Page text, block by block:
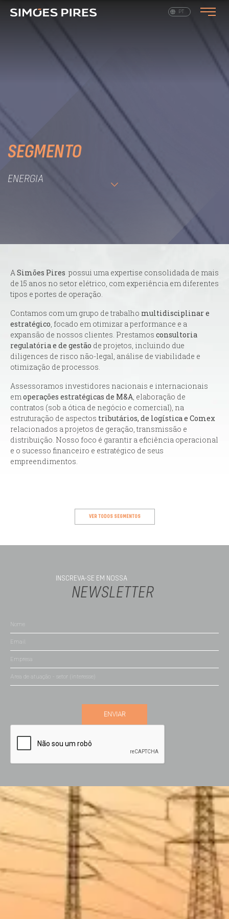
PT
SEGMENTO
ENERGIA
ASimões Pires possui uma expertise consolidada de mais
de 15 anos no setor elétrico, com experiência em diferentes
tipos e portes de operação.
Contamos com um grupo de trabalho multidisciplinar e
estratégico, focado em otimizar a performance e a
expansão de nossos clientes. Prestamos consultoria
regulatória e de gestão de projetos, incluindo due
diligences de risco não-legal, análise de viabilidade e
otimização de processos.
Assessoramos investidores nacionais e internacionais
emoperações estratégicas de M&A, elaboração de
contratos (sob a ótica de negócio e comercial), na
estruturação de aspectos tributários, de logística e Comex
relacionados a projetos de geração, transmissão e
distribuição. Nosso foco é garantir a eficiência operacional
e o sucesso financeiro e estratégico de seus
empreendimentos.
VER TODOS SEGMENTOS
INSCREVA-SE EM NOSSA
NEWSLETTER
contato@simoespires.com
CNPJ: 57.904.303/0001-56
Av. São Gualter, 1608 | Alto de Pinheiros | 05455-002 | São Paulo - SP